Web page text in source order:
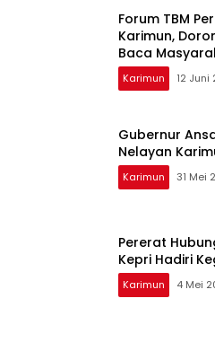
Forum TBM
Karimun,
Baca
Karimun 12 Juni
Gubernur
Nelayan
Karimun 31 Mei
Pererat
Kepri Hadiri
Karimun 4 Mei